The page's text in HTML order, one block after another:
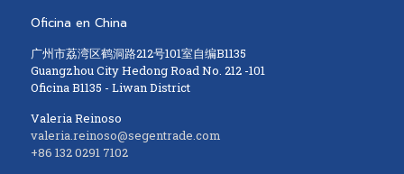
Oficina en China
广州市荔湾区鹤洞路212号101室自编B1135
Guangzhou City Hedong Road No. 212 -101
Oficina B1135 - Liwan District
Valeria Reinoso
valeria.reinoso@segentrade.com
+86 132 0291 7102